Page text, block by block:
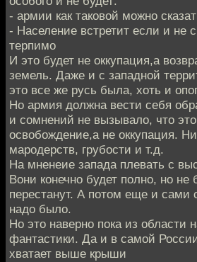
- армии как таковой можно
- Население встретит если и не
терпимо
И это будет не оккупация,а
земель. Даже и с западной
это все же русь была, хоть и
Но армия должна вести себя
и сомнений не вызывало, что
освобождение,а не оккупация.
мародерств, грубости и т.д.
На мненеие запада плевать с
Вони конечно будет полно, но
перестанут. А потом еще и сами
надо было.
Но это наверно пока из области
фантастики. Да и в самой
хватает выше крыши